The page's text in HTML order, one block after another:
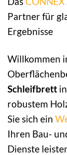
Partner für
Ergebnisse
Willkommen
Schleifbrett
robustem
Sie sich ein
Ihren Bau-
Dienste